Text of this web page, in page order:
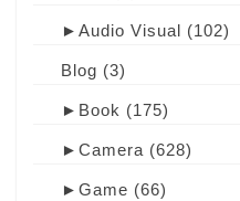
► Audio Visual (102)
Blog (3)
► Book (175)
► Camera (628)
► Game (66)